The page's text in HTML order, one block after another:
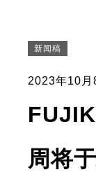
新闻稿
2023年10月
周将